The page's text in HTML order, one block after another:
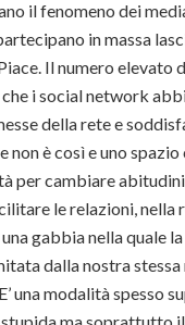
il fenomeno dei
in massa
Il numero elevato
i social network
della rete e
non è così e uno spazio
per cambiare
le relazioni, nella
gabbia nella quale
dalla nostra
una modalità spesso
ma soprattutto